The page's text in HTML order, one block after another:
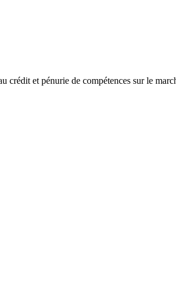
crédit et pénurie de compétences sur le